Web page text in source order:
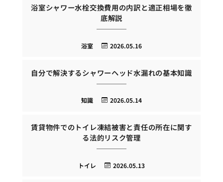
浴室シャワー水栓交換費用の内訳と適正相場を徹
底解説
2026.05.16
浴室
自分で解決するシャワーヘッド水漏れの基本知識
2026.05.14
知識
賃貸物件でのトイレ凍結被害と責任の所在に関す
る法的リスク管理
2026.05.13
トイレ